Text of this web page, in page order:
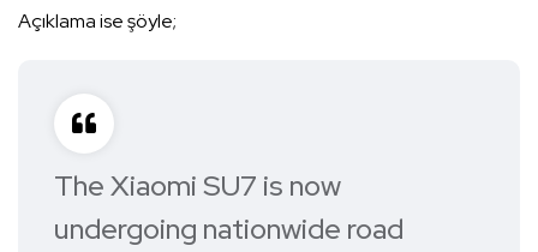
Açıklama ise şöyle;
The Xiaomi SU7 is now
undergoing nationwide road